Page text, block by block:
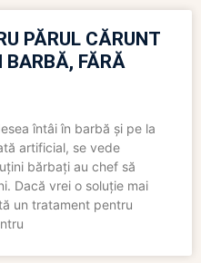
PĂRUL CĂRUNT
BARBĂ, FĂRĂ
întâi în barbă și pe la
artificial, se vede
bărbați au chef să
Dacă vrei o soluție mai
un tratament pentru